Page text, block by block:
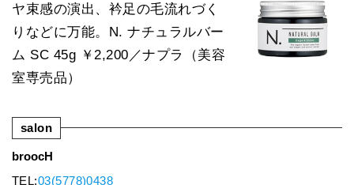
ヤ束感の演出、衿足の毛流れづく
りなどに万能。N. ナチュラルバー
ム SC 45g ￥2,200／ナプラ（美容
室専売品）
salon
broocH
TEL:03(5778)0438